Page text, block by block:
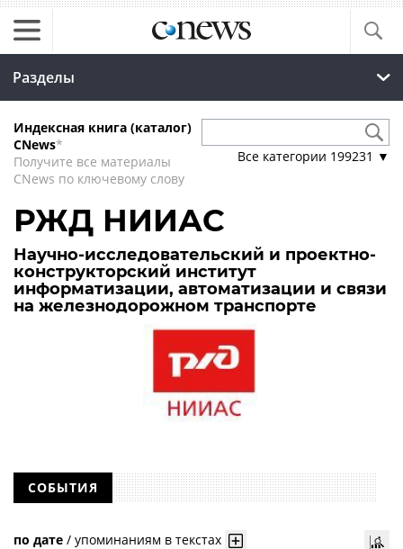
Разделы
Индексная книга (каталог)
CNews*
Получите все материалы
CNews по ключевому слову
Все категории 199231 ▼
РЖД НИИАС
Научно-исследовательский и проектно-
конструкторский институт
информатизации, автоматизации и связи
на железнодорожном транспорте
СОБЫТИЯ
по дате / упоминаниям в текстах